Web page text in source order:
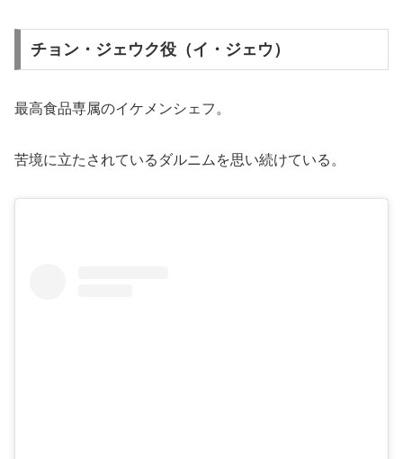
チョン・ジェウク役（イ・ジェウ）
最高食品専属のイケメンシェフ。
苦境に立たされているダルニムを思い続けている。